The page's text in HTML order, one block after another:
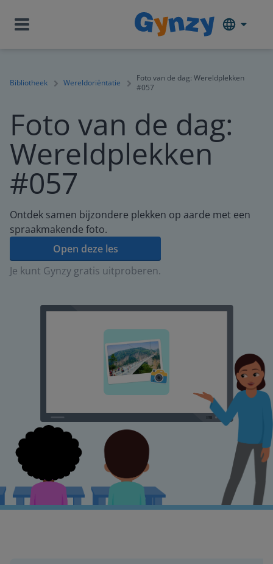
Bibliotheek Wereldoriëntatie
Foto van de dag: Wereldplekken
#057
Foto van de dag:
Wereldplekken
#057
Ontdek samen bijzondere plekken op aarde met een
spraakmakende foto.
Open deze les
Je kunt Gynzy gratis uitproberen.